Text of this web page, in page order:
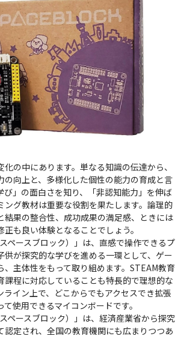
の中にあります。単なる知識の伝達から、
の向上と、多様化した個性の能力の育成と言
び」の面白さを知り、「非認知能力」を伸ば
ング教材は重要な役割を果たします。論理的
結果の整合性、成功成果の満足感、ときには
も良い体験となることでしょう。
スペースブロック）」は、直感で操作できるプ
供が探究的な学びを進める一環として、ゲー
、主体性をもって取り組めます。STEAM教育
課程に対応していることも特長的で理想的な
ライン上で、どこからでもアクセスでき拡張
使用できるマイコンボードです。
スペースブロック）」は、経済産業省から探究
認定され、全国の教育機関にも広まりつつあ